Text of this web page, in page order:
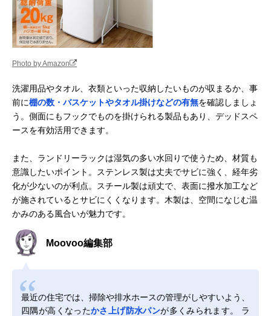
Photo by Amazon
洗濯用品やタオル、衣類といった収納したいものが収まるか、事
前に棚の数・バスケットやタオル掛けなどの有無を確認しましょ
う。側面にもフックでものを掛けられる製品もあり、デッドスペ
ースを有効活用できます。
また、ランドリーラックは湿気の多い水回りで使うため、材質も
意識したいポイント。ステンレス製は丈夫でサビに強く、経年劣
化が少ないのが利点。スチール製は頑丈で、表面に撥水加工など
が施されているとサビにくくなります。木製は、空間になじむ温
かみのある風合いが魅力です。
Moovoo編集部
最近の住宅では、掃除や排水ホースの管理がしやすいよう、
四隅が高くなったかさ上げ防水パンが多くみられます。 ラ